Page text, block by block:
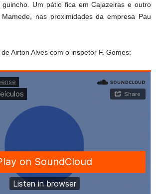
Um pátio fica em Cajazeiras e outro
nas proximidades da empresa Pau
Airton Alves com o inspetor F. Gomes: